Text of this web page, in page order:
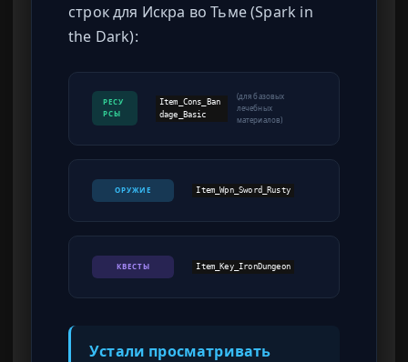
строк для Искра во Тьме (Spark in
the Dark):
РЕСУ
РСЫ
Item_Cons_Ban
dage_Basic
(для базовых
лечебных
материалов)
ОРУЖИЕ Item_Wpn_Sword_Rusty
КВЕСТЫ Item_Key_IronDungeon
Устали просматривать